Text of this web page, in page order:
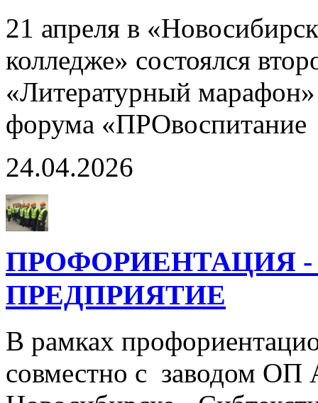
21 апреля в
колледже» состоялся
«Литературный марафон»
форума «ПРОвоспитание
24.04.2026
ПРОФОРИЕНТАЦИЯ
ПРЕДПРИЯТИЕ
В рамках
совместно с заводом